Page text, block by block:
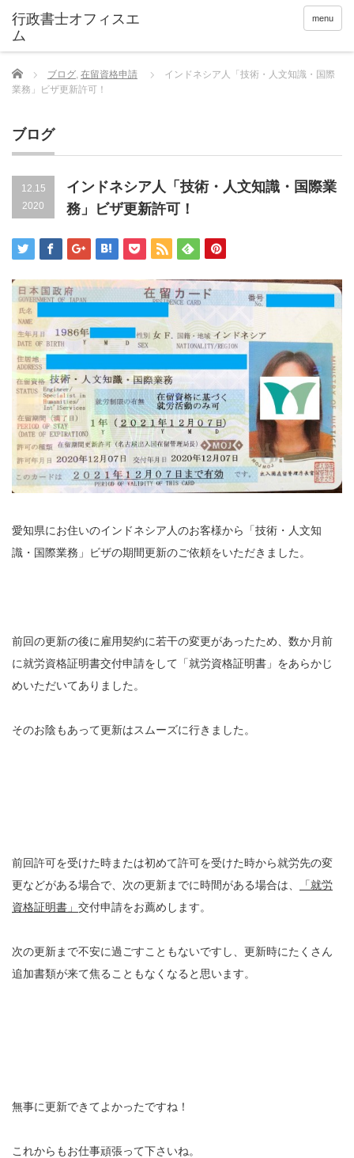
menu
Home ブログ, 在留資格申請
インドネシア人「技術・人文知識・国際
業務」ビザ更新許可！
ブログ
12.15
2020
インドネシア人「技術・人文知識・国際業
務」ビザ更新許可！
愛知県にお住いのインドネシア人のお客様から「技術・人文知
識・国際業務」ビザの期間更新のご依頼をいただきました。
前回の更新の後に雇用契約に若干の変更があったため、数か月前
に就労資格証明書交付申請をして「就労資格証明書」をあらかじ
めいただいてありました。
そのお陰もあって更新はスムーズに行きました。
前回許可を受けた時または初めて許可を受けた時から就労先の変
更などがある場合で、次の更新までに時間がある場合は、
「就労
資格証明書」 交付申請をお薦めします。
次の更新まで不安に過ごすこともないですし、更新時にたくさん
追加書類が来て焦ることもなくなると思います。
無事に更新できてよかったですね！
これからもお仕事頑張って下さいね。